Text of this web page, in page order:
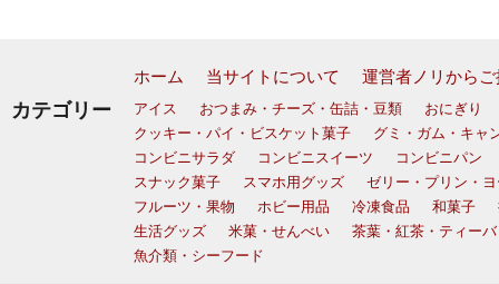
ホーム 当サイトについて 運営者ノリから
カテゴリー アイス おつまみ・チーズ・缶詰・豆類
おにぎり
クッキー・パイ・ビスケット菓子
グミ・ガム・キャ
コンビニサラダ
コンビニスイーツ
コンビニパン
スナック菓子
スマホ用グッズ
ゼリー・プリン・
フルーツ・果物
ホビー用品 冷凍食品 和菓子
生活グッズ
米菓・せんべい
茶葉・紅茶・ティー
魚介類・シーフード